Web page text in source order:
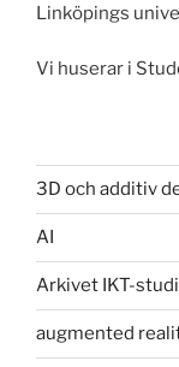
Linköpings
Vi huserar i
3D och additiv
AI
Arkivet IKT-
augmented